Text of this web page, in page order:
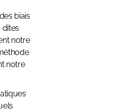
biais
notre
notre